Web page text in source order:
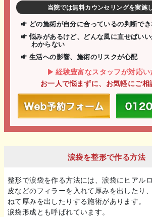
当院では無料カウンセリングを実施
どの施術が自分に合っているの判断で
悩みがあるけど、どんな風に直せばい
わからない
生活への影響、施術のリスクが心配
経験豊富なスタッフが対応
お一人で悩まずに、お気軽にご相
涙袋を整形で作る方法
整形で涙袋を作る方法には、涙袋にヒアル
皮などのフィラーを入れて厚みを出したり
ねて厚みを出したりする施術があります。
涙袋形成とも呼ばれています。